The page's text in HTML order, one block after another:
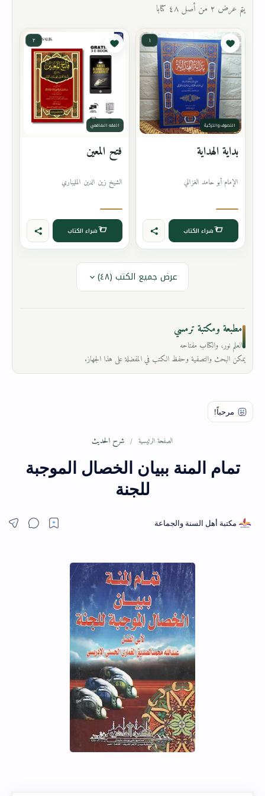
يتم عرض ٢ من أصل ٤٨ كتابا
١
التصوف والتزكية
بداية الهداية
الإمام أبو حامد الغزالي
شراء الكتاب
٢
الفقه الشافعي
فتح المعين
الشيخ زين الدين المليباري
شراء الكتاب
عرض جميع الكتب (٤٨)
مطبعة ومكتبة ترمسي
العلم نور، والكتاب مفتاحه
يمكن البحث والتصفية وحفظ الكتب في المفضلة على هذا الجهاز.
الصفحة الرئيسية شرح الحديث
تمام المنة ببيان الخصال الموجبة
للجنة